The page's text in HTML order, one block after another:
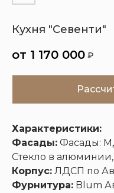
Кухни Шкафы
Кухня "Севенти"
1 170 000 ₽
Характеристики:
Фасады: Фасады:
Стекло в
Корпус: ЛДСП по
Фурнитура: Blum